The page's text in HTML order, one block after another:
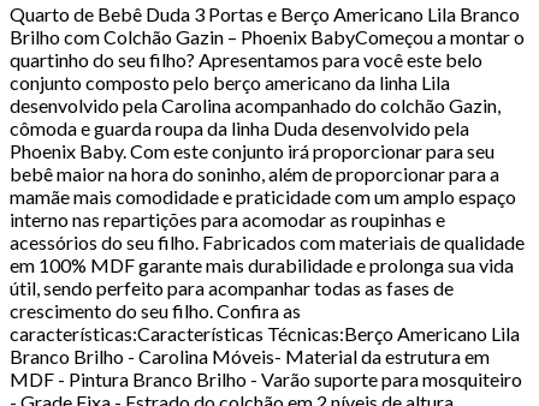
Quarto de Bebê Duda 3 Portas e Berço Americano Lila Branco
Brilho com Colchão Gazin – Phoenix BabyComeçou a montar o
quartinho do seu filho? Apresentamos para você este belo
conjunto composto pelo berço americano da linha Lila
desenvolvido pela Carolina acompanhado do colchão Gazin,
cômoda e guarda roupa da linha Duda desenvolvido pela
Phoenix Baby. Com este conjunto irá proporcionar para seu
bebê maior na hora do soninho, além de proporcionar para a
mamãe mais comodidade e praticidade com um amplo espaço
interno nas repartições para acomodar as roupinhas e
acessórios do seu filho. Fabricados com materiais de qualidade
em 100% MDF garante mais durabilidade e prolonga sua vida
útil, sendo perfeito para acompanhar todas as fases de
crescimento do seu filho. Confira as
características:Características Técnicas:Berço Americano Lila
Branco Brilho - Carolina Móveis- Material da estrutura em
MDF - Pintura Branco Brilho - Varão suporte para mosquiteiro